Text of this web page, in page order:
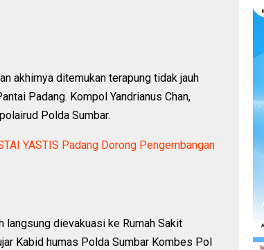
akhirnya ditemukan terapung tidak jauh
Padang. Kompol Yandrianus Chan,
Polda Sumbar.
YASTIS Padang Dorong Pengembangan
langsung dievakuasi ke Rumah Sakit
Kabid humas Polda Sumbar Kombes Pol